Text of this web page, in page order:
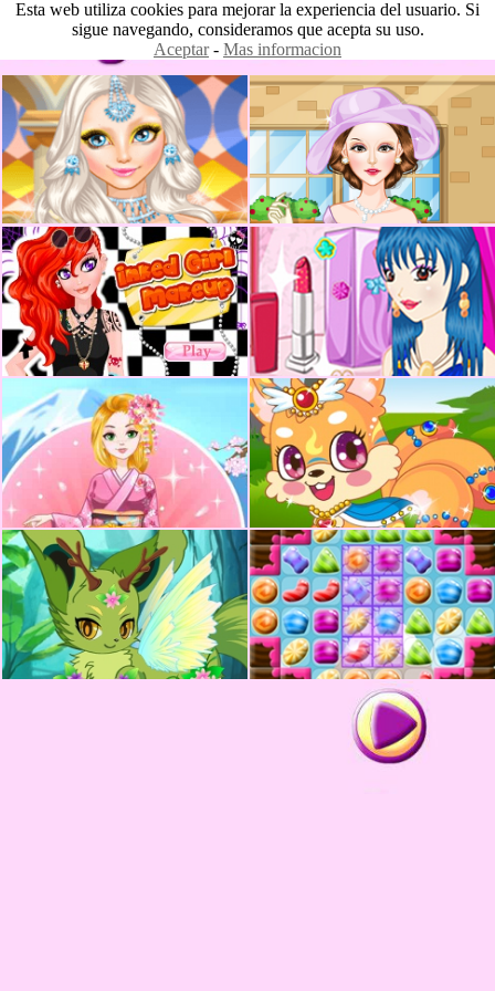
Esta web utiliza cookies para mejorar la experiencia del usuario. Si
sigue navegando, consideramos que acepta su uso.
Aceptar- Mas informacion